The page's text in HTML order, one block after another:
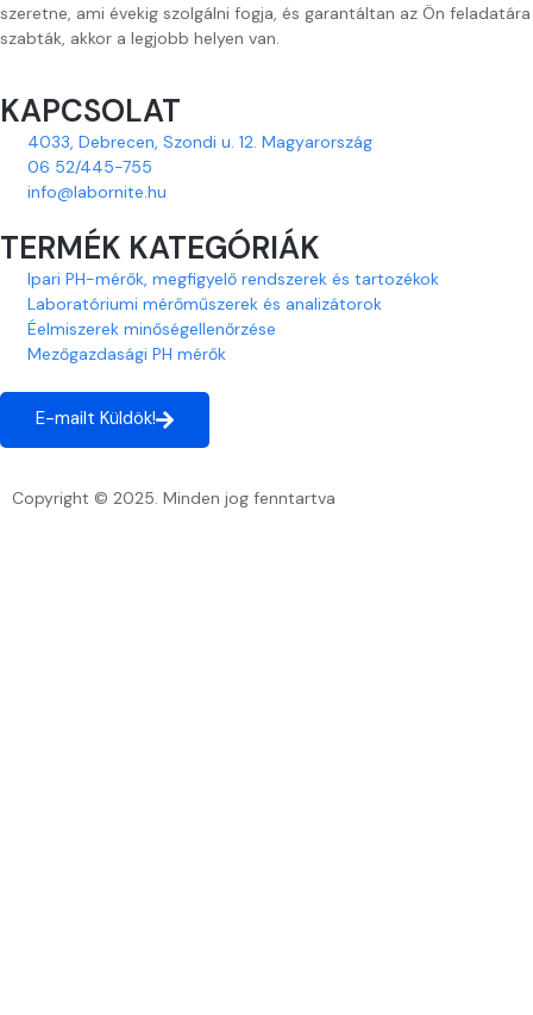
szeretne, ami évekig szolgálni fogja, és garantáltan az Ön feladatára
szabták, akkor a legjobb helyen van.
KAPCSOLAT
4033, Debrecen, Szondi u. 12. Magyarország
06 52/445-755
info@labornite.hu
TERMÉK KATEGÓRIÁK
Ipari PH-mérők, megfigyelő rendszerek és tartozékok
Laboratóriumi mérőműszerek és analizátorok
Éelmiszerek minőségellenőrzése
Mezőgazdasági PH mérők
E-mailt Küldök!
Copyright © 2025. Minden jog fenntartva